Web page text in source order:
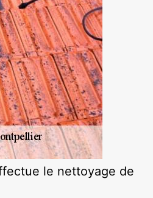
le nettoyage de